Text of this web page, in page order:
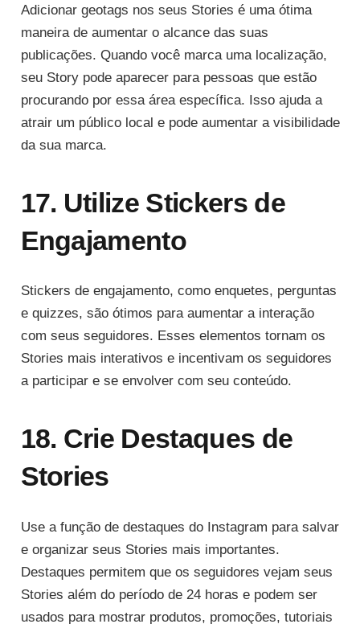
Adicionar geotags nos seus Stories é uma ótima
maneira de aumentar o alcance das suas
publicações. Quando você marca uma localização,
seu Story pode aparecer para pessoas que estão
procurando por essa área específica. Isso ajuda a
atrair um público local e pode aumentar a visibilidade
da sua marca.
17. Utilize Stickers de
Engajamento
Stickers de engajamento, como enquetes, perguntas
e quizzes, são ótimos para aumentar a interação
com seus seguidores. Esses elementos tornam os
Stories mais interativos e incentivam os seguidores
a participar e se envolver com seu conteúdo.
18. Crie Destaques de
Stories
Use a função de destaques do Instagram para salvar
e organizar seus Stories mais importantes.
Destaques permitem que os seguidores vejam seus
Stories além do período de 24 horas e podem ser
usados para mostrar produtos, promoções, tutoriais